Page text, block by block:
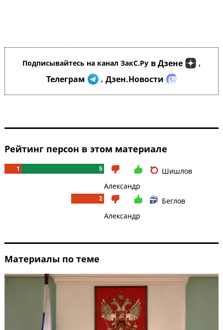
Подписывайтесь на канал ЗакС.Ру в Дзене ,
Телеграм , Дзен.Новости
Рейтинг персон в этом материале
1 5
Шишлов
Александр
2
Беглов
Александр
Материалы по теме